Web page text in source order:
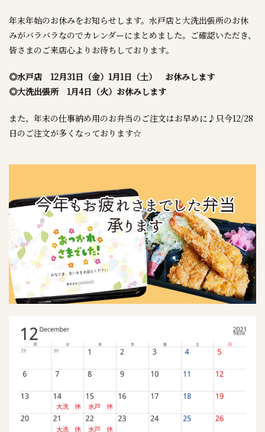
年末年始のお休みをお知らせします。水戸店と大洗出張所のお休
みがバラバラなのでカレンダーにまとめました。ご確認いただき、
皆さまのご来店心よりお待ちしております。
◎水戸店 12月31日（金）1月1日（土） お休みします
◎大洗出張所 1月4日（火）お休みします
また、年末の仕事納め用のお弁当のご注文はお早めに♪只今12/28
日のご注文が多くなっております☆